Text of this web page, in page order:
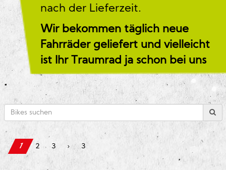
nach der Lieferzeit.
Wir bekommen täglich neue
Fahrräder geliefert und vielleicht
ist Ihr Traumrad ja schon bei uns
1 2 3 › 3